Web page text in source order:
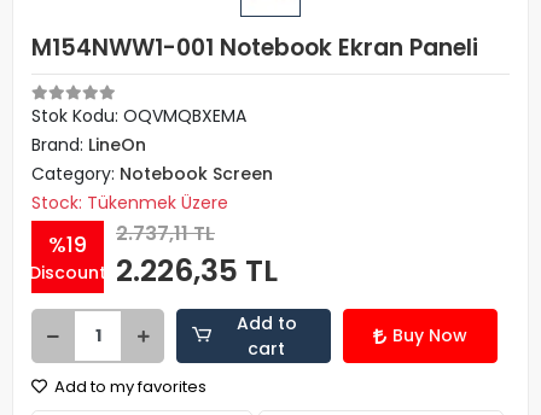
M154NWW1-001 Notebook Ekran Paneli
Stok Kodu: OQVMQBXEMA
Brand: LineOn
Category: Notebook Screen
Stock: Tükenmek Üzere
%19
Discount
2.737,11 TL
2.226,35 TL
Add to
cart
Buy Now
Add to my favorites